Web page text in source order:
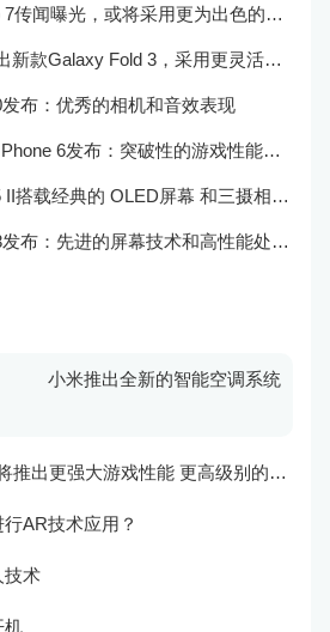
OPPO Reno 7传闻曝光，或将采用更为出色的摄像头和实用功能
Samsung推出新款Galaxy Fold 3，采用更灵活的折叠屏技术和更高效的处理器
布：优秀的相机和音效表现
ASUS ROG Phone 6发布：突破性的游戏性能和出众的音频效果
索尼Xperia 5 II搭载经典的 OLED屏幕 和三摄相机，表现非常出色
Xiaomi Mi 13发布：先进的屏幕技术和高性能处理器
小米推出全新的智能空调系统
OPPO Find Z2将推出更强大游戏性能 更高级别的音频技术
AR技术应用？
技术
机